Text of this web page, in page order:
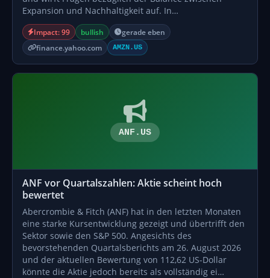
Expansion und Nachhaltigkeit auf. In…
Impact: 99 bullish
gerade eben
finance.yahoo.com
AMZN.US
ANF.US
ANF vor Quartalszahlen: Aktie scheint hoch
bewertet
Abercrombie & Fitch (ANF) hat in den letzten Monaten
eine starke Kursentwicklung gezeigt und übertrifft den
Sektor sowie den S&P 500. Angesichts des
bevorstehenden Quartalsberichts am 26. August 2026
und der aktuellen Bewertung von 112,62 US-Dollar
könnte die Aktie jedoch bereits als vollständig ei…